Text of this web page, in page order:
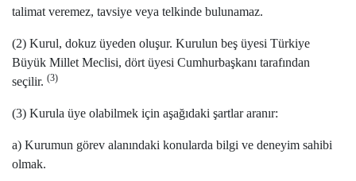
talimat veremez, tavsiye veya telkinde bulunamaz.
(2) Kurul, dokuz üyeden oluşur. Kurulun beş üyesi Türkiye
Büyük Millet Meclisi, dört üyesi Cumhurbaşkanı tarafından
seçilir. (3)
(3) Kurula üye olabilmek için aşağıdaki şartlar aranır:
a) Kurumun görev alanındaki konularda bilgi ve deneyim sahibi
olmak.